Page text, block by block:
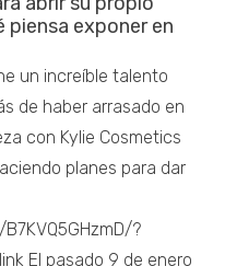
piensa exponer en
un increíble talento
de haber arrasado en
con Kylie Cosmetics
planes para dar
?
El pasado 9 de enero